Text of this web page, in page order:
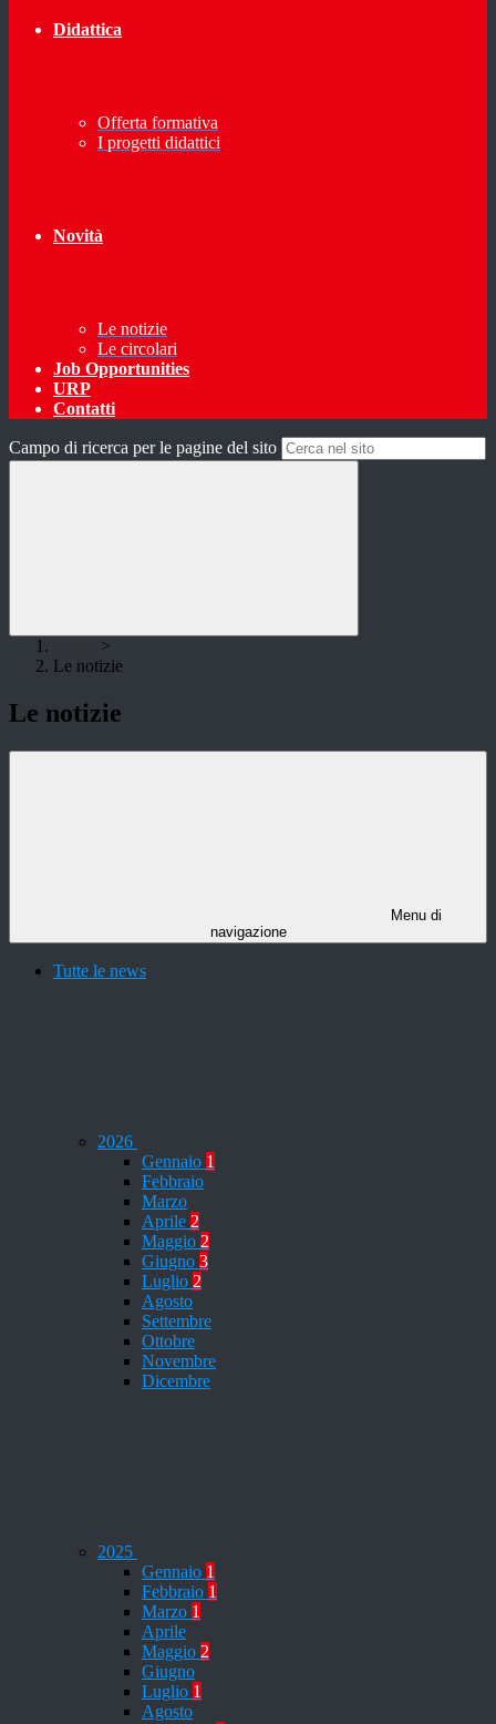
Didattica
Offerta formativa
I progetti didattici
Novità
Le notizie
Le circolari
Job Opportunities
URP
Contatti
Campo di ricerca per le pagine del sito
>
Le notizie
Le notizie
Menu di
navigazione
Tutte le news
2026
Gennaio 1
Febbraio
Marzo
Aprile 2
Maggio 2
Giugno 3
Luglio 2
Agosto
Settembre
Ottobre
Novembre
Dicembre
2025
Gennaio 1
Febbraio 1
Marzo 1
Aprile
Maggio 2
Giugno
Luglio 1
Agosto